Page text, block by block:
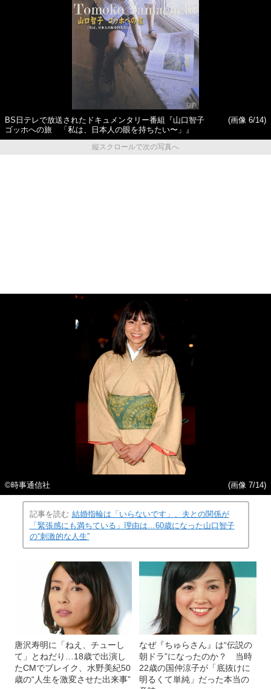
BS日テレで放送されたドキュメンタリー番組『山口智子
ゴッホへの旅 「私は、日本人の眼を持ちたい〜」』
(画像 6/14)
縦スクロールで次の写真へ
©時事通信社 (画像 7/14)
記事を読む 結婚指輪は「いらないです」、夫との関係が
「緊張感にも満ちている」理由は…60歳になった山口智子
の“刺激的な人生”
唐沢寿明に「ねえ、チューし
て」とねだり…18歳で出演し
たCMでブレイク、水野美紀50
歳の“人生を激変させた出来事”
なぜ『ちゅらさん』は“伝説の
朝ドラ”になったのか？ 当時
22歳の国仲涼子が「底抜けに
明るくて単純」だった本当の